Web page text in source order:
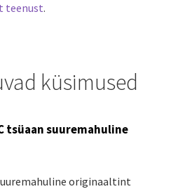
teenust.
küsimused
tsüaan suuremahuline
originaaltint